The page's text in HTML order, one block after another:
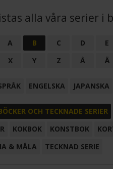
alla våra serier i
A B C D E
X Y Z Å Ä
ENGELSKA JAPANSKA
OCH TECKNADE SERIER
KOKBOK KONSTBOK
& MÅLA
TECKNAD SERIE